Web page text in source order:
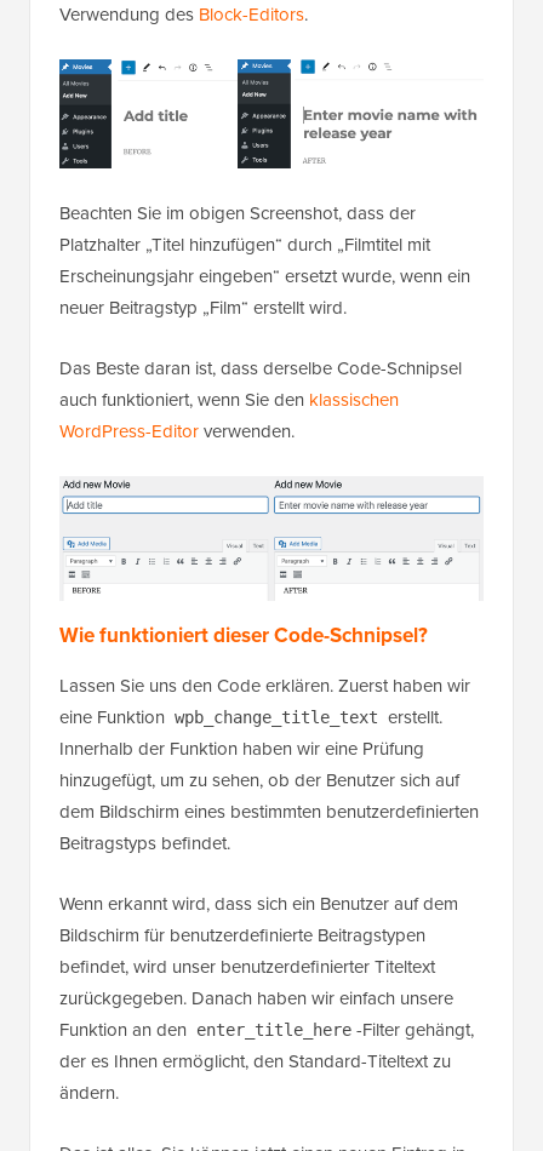
Verwendung des Block-Editors.
Beachten Sie im obigen Screenshot, dass der
Platzhalter „Titel hinzufügen“ durch „Filmtitel mit
Erscheinungsjahr eingeben“ ersetzt wurde, wenn ein
neuer Beitragstyp „Film“ erstellt wird.
Das Beste daran ist, dass derselbe Code-Schnipsel
auch funktioniert, wenn Sie den klassischen
WordPress-Editorverwenden.
Wie funktioniert dieser Code-Schnipsel?
Lassen Sie uns den Code erklären. Zuerst haben wir
eine Funktion wpb_change_title_text erstellt.
Innerhalb der Funktion haben wir eine Prüfung
hinzugefügt, um zu sehen, ob der Benutzer sich auf
dem Bildschirm eines bestimmten benutzerdefinierten
Beitragstyps befindet.
Wenn erkannt wird, dass sich ein Benutzer auf dem
Bildschirm für benutzerdefinierte Beitragstypen
befindet, wird unser benutzerdefinierter Titeltext
zurückgegeben. Danach haben wir einfach unsere
Funktion an den
enter_title_here -Filter gehängt,
der es Ihnen ermöglicht, den Standard-Titeltext zu
ändern.